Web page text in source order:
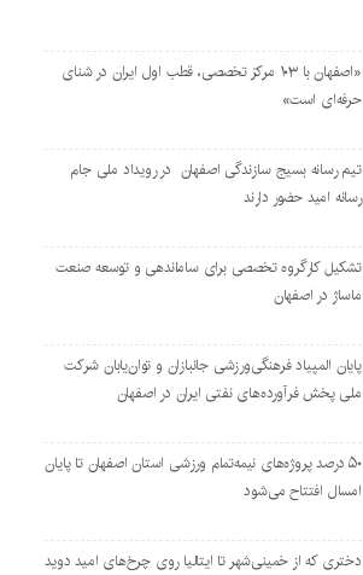
«اصفهان با ۱۰۳ مرکز تخصصی، قطب اول ایران در شنای
حرفه‌ای است»
تیم رسانه بسیج سازندگی اصفهان در رویداد ملی جام
رسانه امید حضور دارند
تشکیل کارگروه تخصصی برای ساماندهی و توسعه صنعت
ماساژ در اصفهان
پایان المپیاد فرهنگی‌ورزشی جانبازان و توان‌یابان شرکت
ملی پخش فرآورده‌های نفتی ایران در اصفهان
۵۰ درصد پروژه‌های نیمه‌تمام ورزشی استان اصفهان تا پایان
امسال افتتاح می‌شود
دختری که از خمینی‌شهر تا ایتالیا روی چرخ‌های امید دوید